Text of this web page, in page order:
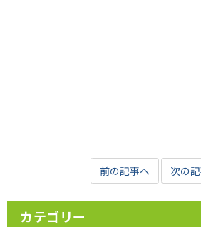
前の記事へ 次の
カテゴリー